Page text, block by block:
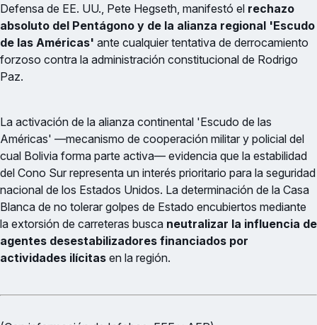
Defensa de EE. UU., Pete Hegseth, manifestó el rechazo
absoluto del Pentágono y de la alianza regional 'Escudo
de las Américas' ante cualquier tentativa de derrocamiento
forzoso contra la administración constitucional de Rodrigo
Paz.
La activación de la alianza continental 'Escudo de las
Américas' —mecanismo de cooperación militar y policial del
cual Bolivia forma parte activa— evidencia que la estabilidad
del Cono Sur representa un interés prioritario para la seguridad
nacional de los Estados Unidos. La determinación de la Casa
Blanca de no tolerar golpes de Estado encubiertos mediante
la extorsión de carreteras busca neutralizar la influencia de
agentes desestabilizadores financiados por
actividades ilícitas en la región.